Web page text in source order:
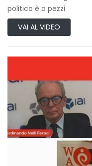
politico è a pezzi
VAI AL VIDEO